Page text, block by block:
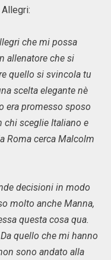
che mi possa
allenatore che si
quello si svincola tu
scelta elegante nè
era promesso sposo
chi sceglie Italiano e
Roma cerca Malcolm
decisioni in modo
molto anche Manna,
questa cosa qua.
quello che mi hanno
sono andato alla